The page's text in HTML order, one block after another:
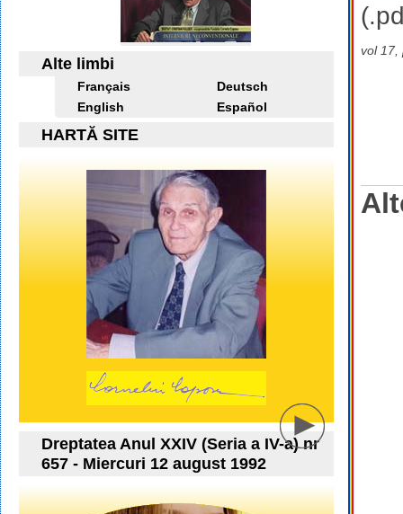
vol 17,
Alte limbi
Français
Deutsch
English
Español
HARTĂ SITE
Dreptatea Anul XXIV (Seria a IV-a) nr
657 - Miercuri 12 august 1992